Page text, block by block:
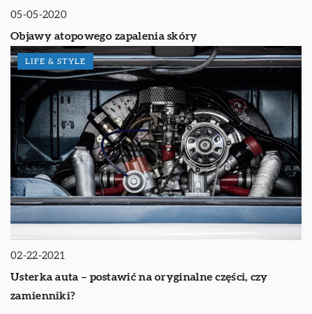
05-05-2020
Objawy atopowego zapalenia skóry
LIFE & STYLE
02-22-2021
Usterka auta – postawić na oryginalne części, czy
zamienniki?